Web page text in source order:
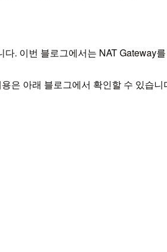
. 이번 블로그에서는 NAT Gateway
은 아래 블로그에서 확인할 수 있습니